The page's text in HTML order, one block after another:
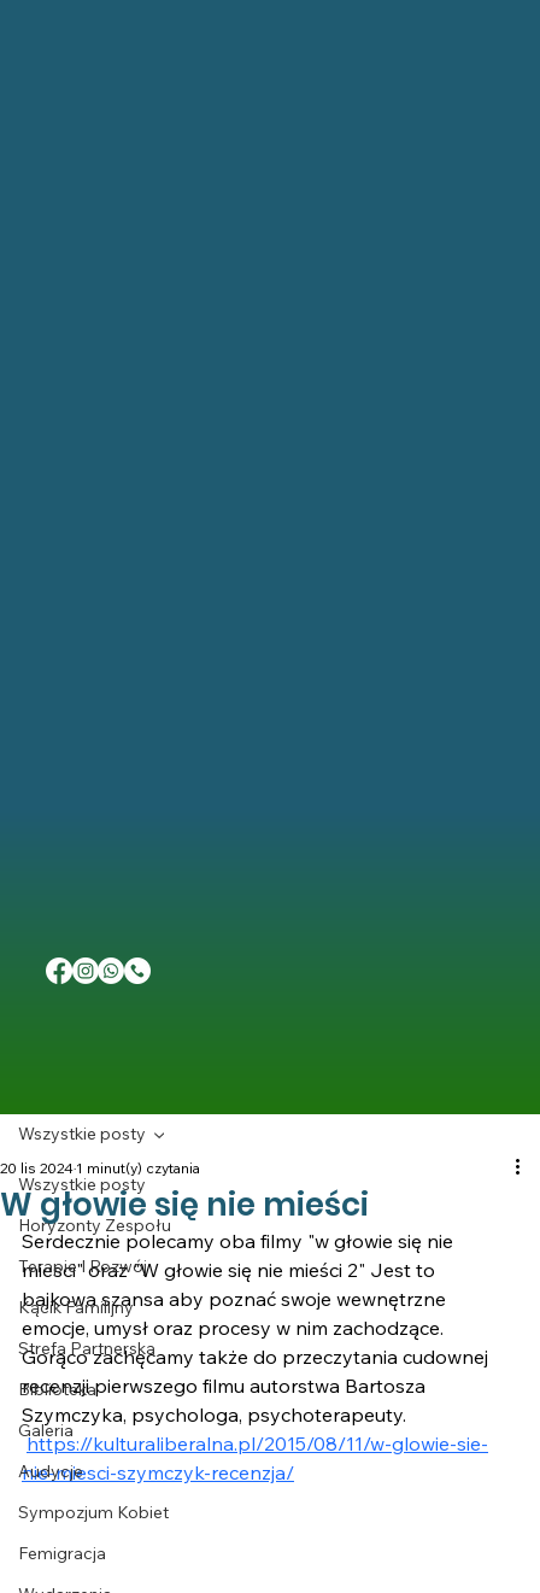
Wszystkie posty
Horyzonty Zespołu
Terapie I Rozwój
Kącik Familijny
Strefa Partnerska
Biblioteka
Galeria
Audycje
Sympozjum Kobiet
Femigracja
Wszystkie posty
W głowie się nie mieści
20 lis 2024 1 minut(y) czytania
Serdecznie polecamy oba filmy "w głowie się nie
miesci" oraz "W głowie się nie mieści 2" Jest to
bajkowa szansa aby poznać swoje wewnętrzne
emocje, umysł oraz procesy w nim zachodzące.
Gorąco zachęcamy także do przeczytania cudownej
recenzji pierwszego filmu autorstwa Bartosza
Szymczyka, psychologa, psychoterapeuty.
https://kulturaliberalna.pl/2015/08/11/w-glowie-sie-
nie-miesci-szymczyk-recenzja/